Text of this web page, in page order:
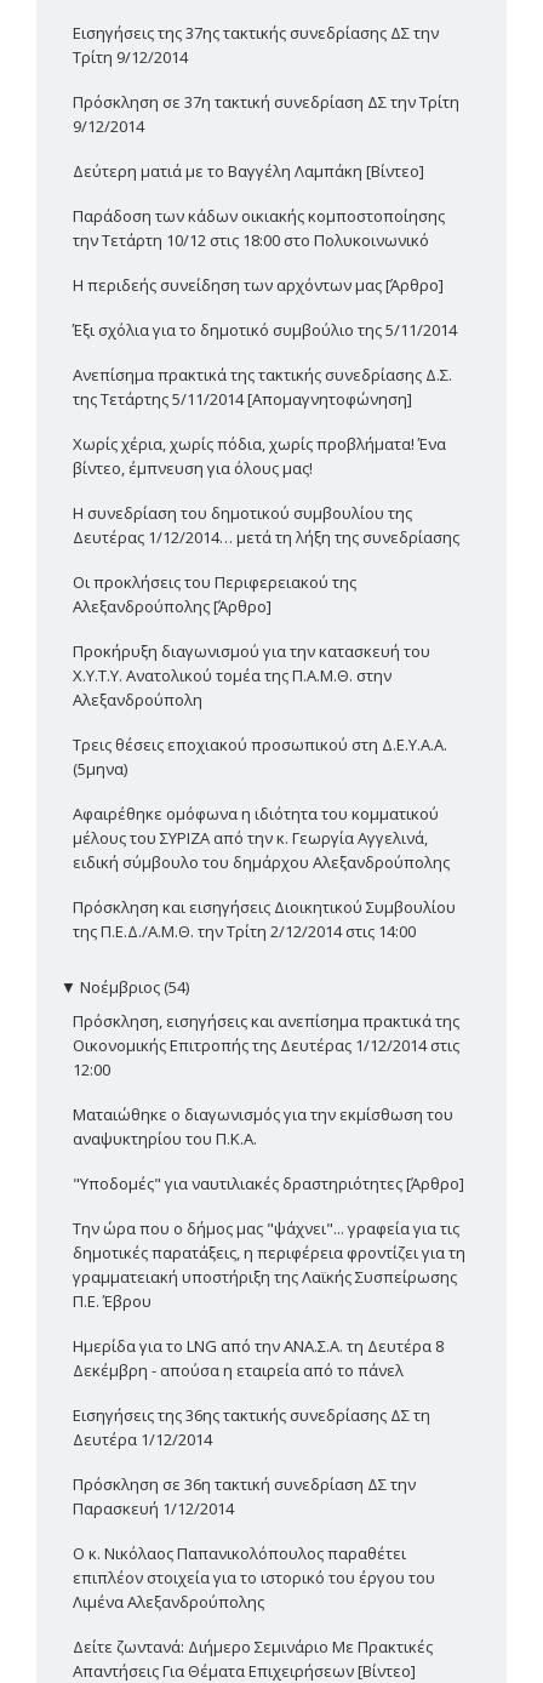
Εισηγήσεις της 37ης τακτικής συνεδρίασης ΔΣ την
Τρίτη 9/12/2014
Πρόσκληση σε 37η τακτική συνεδρίαση ΔΣ την Τρίτη
9/12/2014
Δεύτερη ματιά με το Βαγγέλη Λαμπάκη [Βίντεο]
Παράδοση των κάδων οικιακής κομποστοποίησης
την Τετάρτη 10/12 στις 18:00 στο Πολυκοινωνικό
H περιδεής συνείδηση των αρχόντων μας [Άρθρο]
Έξι σχόλια για το δημοτικό συμβούλιο της 5/11/2014
Ανεπίσημα πρακτικά της τακτικής συνεδρίασης Δ.Σ.
της Τετάρτης 5/11/2014 [Απομαγνητοφώνηση]
Χωρίς χέρια, χωρίς πόδια, χωρίς προβλήματα! Ένα
βίντεο, έμπνευση για όλους μας!
Η συνεδρίαση του δημοτικού συμβουλίου της
Δευτέρας 1/12/2014… μετά τη λήξη της συνεδρίασης
Οι προκλήσεις του Περιφερειακού της
Αλεξανδρούπολης [Άρθρο]
Προκήρυξη διαγωνισμού για την κατασκευή του
Χ.Υ.Τ.Υ. Ανατολικού τομέα της Π.Α.Μ.Θ. στην
Αλεξανδρούπολη
Τρεις θέσεις εποχιακού προσωπικού στη Δ.Ε.Υ.Α.Α.
(5μηνα)
Αφαιρέθηκε ομόφωνα η ιδιότητα του κομματικού
μέλους του ΣΥΡΙΖΑ από την κ. Γεωργία Αγγελινά,
ειδική σύμβουλο του δημάρχου Αλεξανδρούπολης
Πρόσκληση και εισηγήσεις Διοικητικού Συμβουλίου
της Π.Ε.Δ./Α.Μ.Θ. την Τρίτη 2/12/2014 στις 14:00
▼ Νοέμβριος (54)
Πρόσκληση, εισηγήσεις και ανεπίσημα πρακτικά της
Οικονομικής Επιτροπής της Δευτέρας 1/12/2014 στις
12:00
Ματαιώθηκε ο διαγωνισμός για την εκμίσθωση του
αναψυκτηρίου του Π.Κ.Α.
"Υποδομές" για ναυτιλιακές δραστηριότητες [Άρθρο]
Την ώρα που ο δήμος μας "ψάχνει"... γραφεία για τις
δημοτικές παρατάξεις, η περιφέρεια φροντίζει για τη
γραμματειακή υποστήριξη της Λαϊκής Συσπείρωσης
Π.Ε. Έβρου
Ημερίδα για το LNG από την ΑΝΑ.Σ.Α. τη Δευτέρα 8
Δεκέμβρη - απούσα η εταιρεία από το πάνελ
Εισηγήσεις της 36ης τακτικής συνεδρίασης ΔΣ τη
Δευτέρα 1/12/2014
Πρόσκληση σε 36η τακτική συνεδρίαση ΔΣ την
Παρασκευή 1/12/2014
Ο κ. Νικόλαος Παπανικολόπουλος παραθέτει
επιπλέον στοιχεία για το ιστορικό του έργου του
Λιμένα Αλεξανδρούπολης
Δείτε ζωντανά: Διήμερο Σεμινάριο Με Πρακτικές
Απαντήσεις Για Θέματα Επιχειρήσεων [Βίντεο]